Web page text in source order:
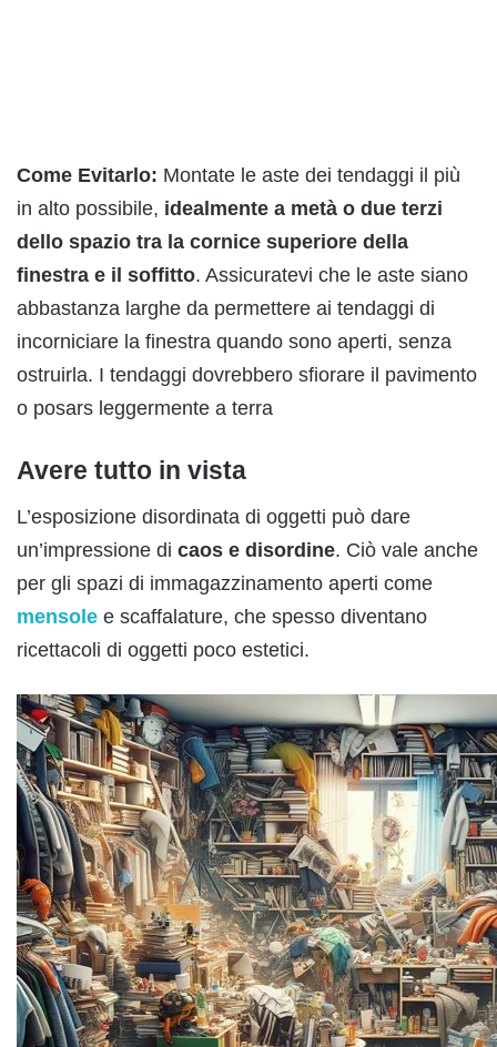
Come Evitarlo: Montate le aste dei tendaggi il più
in alto possibile, idealmente a metà o due terzi
dello spazio tra la cornice superiore della
finestra e il soffitto. Assicuratevi che le aste siano
abbastanza larghe da permettere ai tendaggi di
incorniciare la finestra quando sono aperti, senza
ostruirla. I tendaggi dovrebbero sfiorare il pavimento
o posars leggermente a terra
Avere tutto in vista
L’esposizione disordinata di oggetti può dare
un’impressione di caos e disordine. Ciò vale anche
per gli spazi di immagazzinamento aperti come
mensole e scaffalature, che spesso diventano
ricettacoli di oggetti poco estetici.